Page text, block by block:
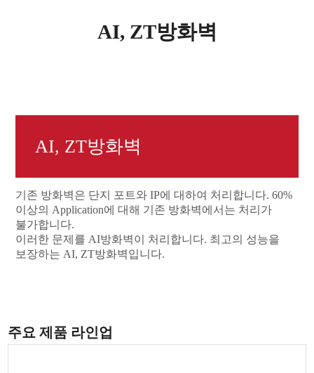
AI, ZT방화벽
AI, ZT방화벽
기존 방화벽은 단지 포트와 IP에 대하여 처리합니다. 60%
이상의 Application에 대해 기존 방화벽에서는 처리가
불가합니다.
이러한 문제를 AI방화벽이 처리합니다. 최고의 성능을
보장하는 AI, ZT방화벽입니다.
주요 제품 라인업